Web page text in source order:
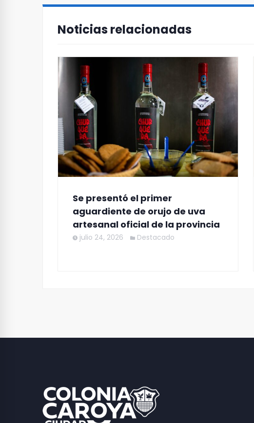
de
entradas
Noticias relacionadas
Se presentó el primer
aguardiente de orujo de uva
artesanal oficial de la provincia
julio 24, 2026 Destacado